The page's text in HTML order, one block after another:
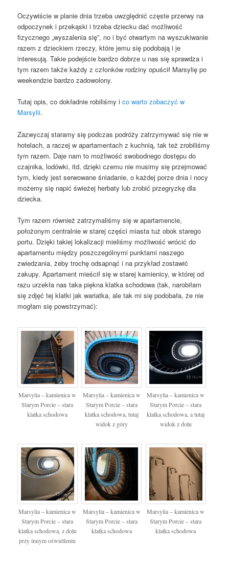
Oczywiście w planie dnia trzeba uwzględnić częste przerwy na
odpoczynek i przekąski i trzeba dziecku dać możliwość
fizycznego „wyszalenia się”, no i być otwartym na wyszukiwanie
razem z dzieckiem rzeczy, które jemu się podobają i je
interesują. Takie podejście bardzo dobrze u nas się sprawdza i
tym razem także każdy z członków rodziny opuścił Marsylię po
weekendzie bardzo zadowolony.
Tutaj opis, co dokładnie robiliśmy ico warto zobaczyć w
Marsylii.
Zazwyczaj staramy się podczas podróży zatrzymywać się nie w
hotelach, a raczej w apartamentach z kuchnią, tak też zrobiliśmy
tym razem. Daje nam to możliwość swobodnego dostępu do
czajnika, lodówki, itd, dzięki czemu nie musimy się przejmować
tym, kiedy jest serwowane śniadanie, o każdej porze dnia i nocy
możemy się napić świeżej herbaty lub zrobić przegryzkę dla
dziecka.
Tym razem również zatrzymaliśmy się w apartamencie,
położonym centralnie w starej części miasta tuż obok starego
portu. Dzięki takiej lokalizacji mieliśmy możliwość wrócić do
apartamentu między poszczególnymi punktami naszego
zwiedzania, żeby trochę odsapnąć i na przykład zostawić
zakupy. Apartament mieścił się w starej kamienicy, w której od
razu urzekła nas taka piękna klatka schodowa (tak, narobiłam
się zdjęć tej klatki jak wariatka, ale tak mi się podobała, że nie
mogłam się powstrzymać):
Marsylia – kamienica w
Starym Porcie – stara
klatka schodowa
Marsylia – kamienica w
Starym Porcie – stara
klatka schodowa, tutaj
widok z góry
Marsylia – kamienica w
Starym Porcie – stara
klatka schodowa, a tutaj
widok z dołu
Marsylia – kamienica w
Starym Porcie – stara
klatka schodowa, z dołu
przy innym oświetleniu
Marsylia – kamienica w
Starym Porcie – stara
klatka schodowa
Marsylia – kamienica w
Starym Porcie – stara
klatka schodowa